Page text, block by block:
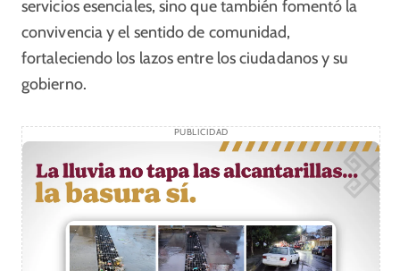
servicios esenciales, sino que también fomentó la
convivencia y el sentido de comunidad,
fortaleciendo los lazos entre los ciudadanos y su
gobierno.
PUBLICIDAD